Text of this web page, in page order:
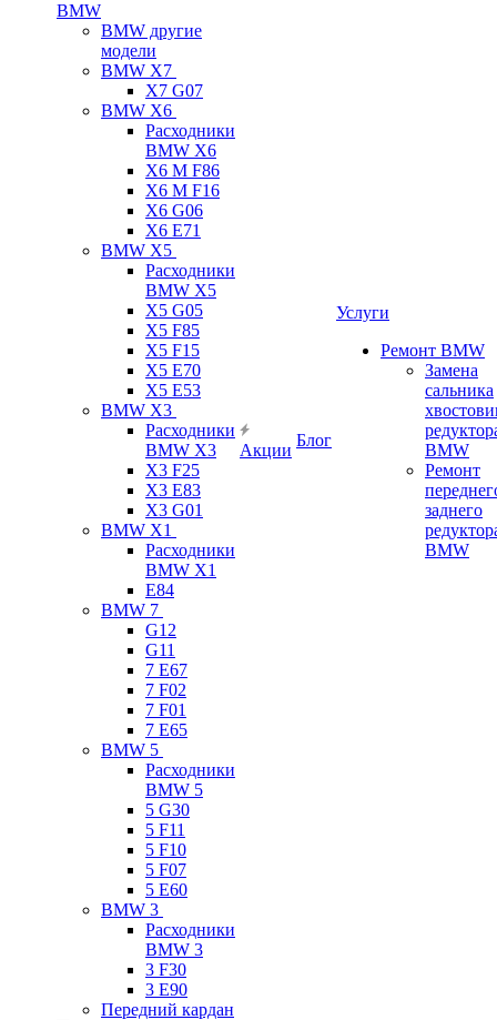
BMW
BMW другие
модели
BMW X7
X7 G07
BMW X6
Расходники
BMW X6
X6 M F86
X6 M F16
X6 G06
X6 E71
BMW X5
Расходники
BMW X5
X5 G05
X5 F85
X5 F15
X5 E70
X5 E53
BMW X3
Расходники
BMW X3
X3 F25
X3 E83
X3 G01
BMW X1
Расходники
BMW X1
E84
BMW 7
G12
G11
7 Е67
7 F02
7 F01
7 E65
BMW 5
Расходники
BMW 5
5 G30
5 F11
5 F10
5 F07
5 E60
BMW 3
Расходники
BMW 3
3 F30
3 E90
Передний кардан
Акции
Блог
Услуги
Ремонт BMW
Замена
сальника
BMW
Ремонт
заднего
BMW